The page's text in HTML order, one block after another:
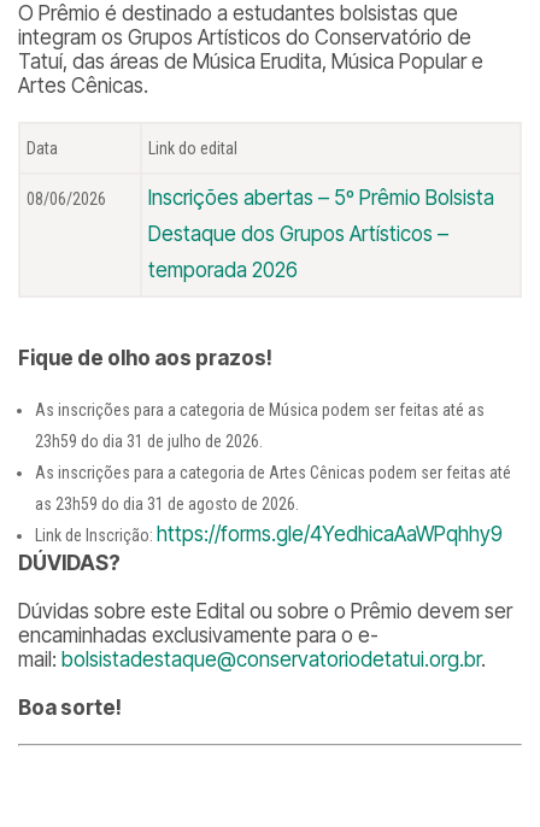
O Prêmio é destinado a estudantes bolsistas que
integram os Grupos Artísticos do Conservatório de
Tatuí, das áreas de Música Erudita, Música Popular e
Artes Cênicas.
Data Link do edital
08/06/2026
Inscrições abertas – 5º Prêmio Bolsista
Destaque dos Grupos Artísticos –
temporada 2026
Fique de olho aos prazos!
As inscrições para a categoria de Música podem ser feitas até as
23h59 do dia 31 de julho de 2026.
As inscrições para a categoria de Artes Cênicas podem ser feitas até
as 23h59 do dia 31 de agosto de 2026.
Link de Inscrição: https://forms.gle/4YedhicaAaWPqhhy9
DÚVIDAS?
Dúvidas sobre este Edital ou sobre o Prêmio devem ser
encaminhadas exclusivamente para o e-
mail: bolsistadestaque@conservatoriodetatui.org.br.
Boa sorte!